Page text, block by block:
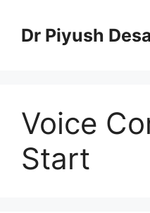
contentDr Piyush
Voice
Start